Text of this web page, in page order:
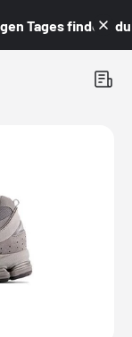
Tages findest du